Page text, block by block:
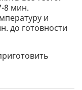
8 мин.
и
до готовности